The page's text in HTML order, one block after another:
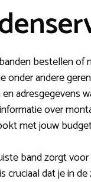
bestellen of
onder andere
adresgegevens
over
met jouw
band zorgt
cruciaal dat je in